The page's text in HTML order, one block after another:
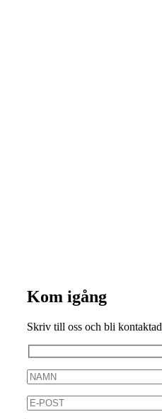
Kom igång
Skriv till oss och bli kontaktad